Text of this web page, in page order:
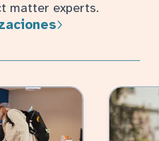
matter experts.